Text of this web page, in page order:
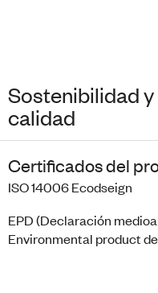
Sostenibilidad
calidad
Certificados del
ISO 14006Ecodseign
EPD(Declaración
Environmental product